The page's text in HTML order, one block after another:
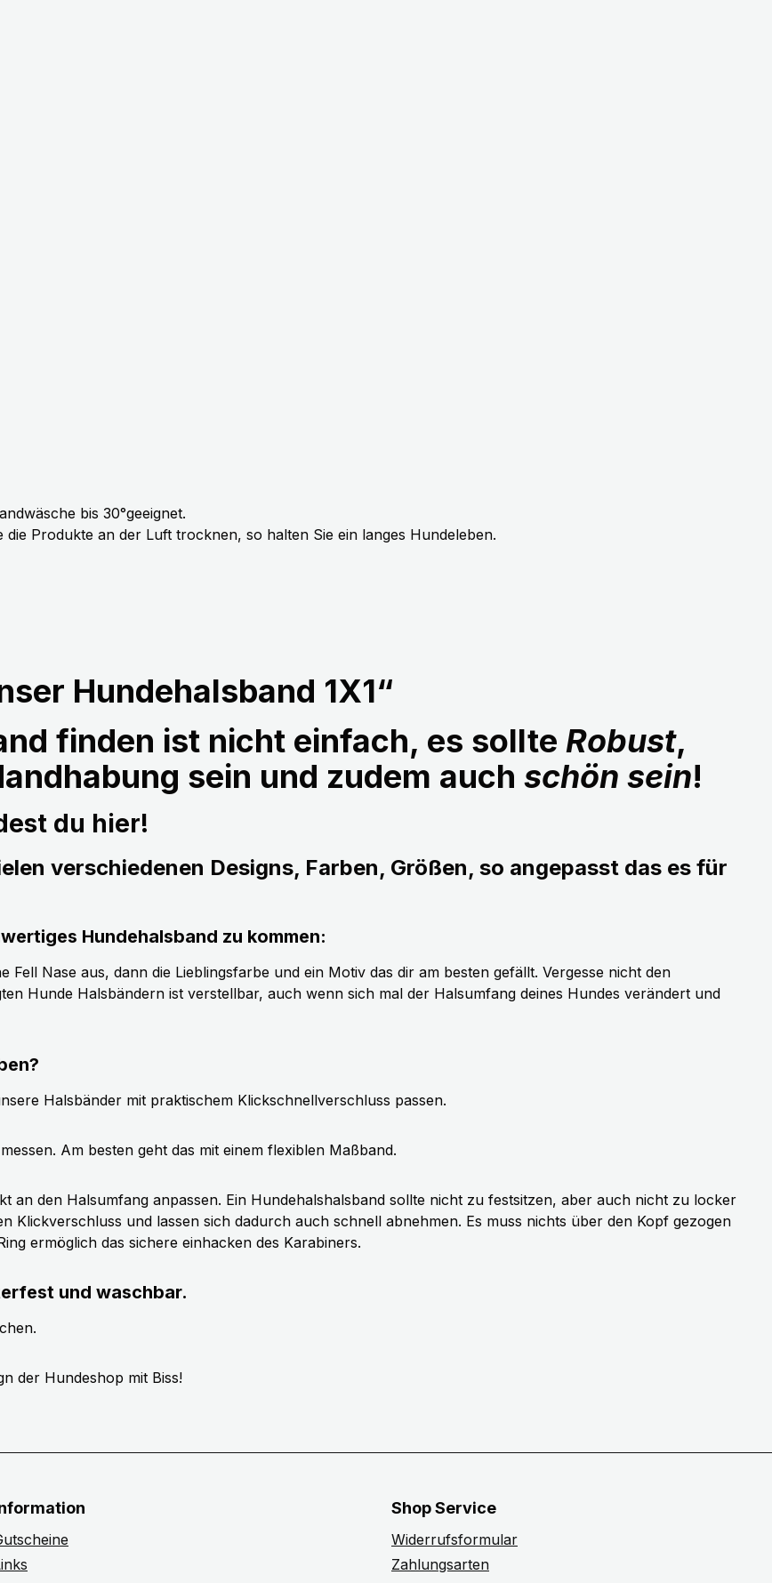
bis 30°geeignet.
Produkte an der Luft trocknen, so halten Sie ein langes Hundeleben.
Hundehalsband 1X1“
finden ist nicht einfach, es sollte Robust,
sein und zudem auch schön sein!
du hier!
verschiedenen Designs, Farben, Größen, so angepasst das es für
Hundehalsband zu kommen:
Nase aus, dann die Lieblingsfarbe und ein Motiv das dir am besten gefällt. Vergesse nicht den
Hunde Halsbändern ist verstellbar, auch wenn sich mal der Halsumfang deines Hundes verändert und
Halsbänder mit praktischem Klickschnellverschluss passen.
Am besten geht das mit einem flexiblen Maßband.
an den Halsumfang anpassen. Ein Hundehalshalsband sollte nicht zu festsitzen, aber auch nicht zu locker
Klickverschluss und lassen sich dadurch auch schnell abnehmen. Es muss nichts über den Kopf gezogen
ermöglich das sichere einhacken des Karabiners.
und waschbar.
der Hundeshop mit Biss!
Shop Service
Widerrufsformular
Zahlungsarten